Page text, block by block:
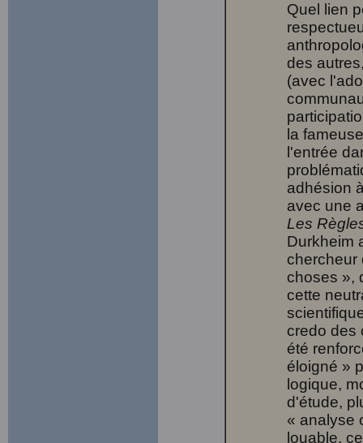
Quel lien
des
(avec
la
l'entrée
adhésion
avec une
Les
Durkheim
chercheur
choses »,
cette
credo des
été
éloigné »
logique,
d'étude,
« analyse
louable,